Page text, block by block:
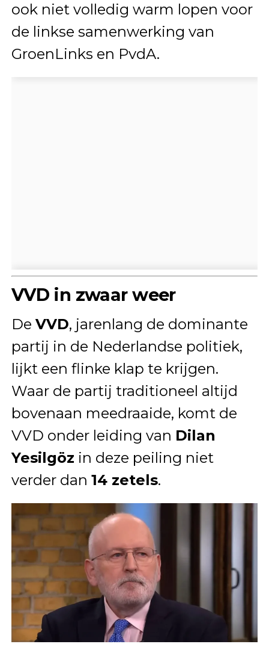
ook niet volledig warm lopen voor
de linkse samenwerking van
GroenLinks en PvdA.
VVD in zwaar weer
De VVD, jarenlang de dominante
partij in de Nederlandse politiek,
lijkt een flinke klap te krijgen.
Waar de partij traditioneel altijd
bovenaan meedraaide, komt de
VVD onder leiding van Dilan
Yesilgöz in deze peiling niet
verder dan 14 zetels.